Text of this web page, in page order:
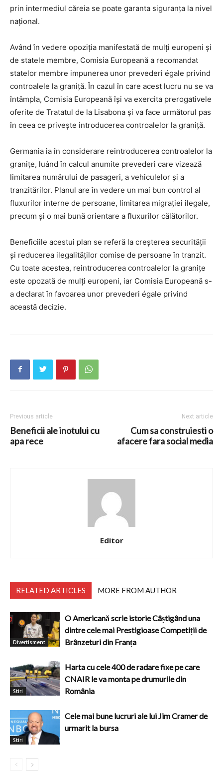
prin intermediul căreia se poate garanta siguranța la nivel
național.
Având în vedere opoziția manifestată de mulți europeni și
de statele membre, Comisia Europeană a recomandat
statelor membre impunerea unor prevederi égale privind
controalele la graniță. În cazul în care acest lucru nu se va
întâmpla, Comisia Europeană își va exercita prerogativele
oferite de Tratatul de la Lisabona și va face următorul pas
în ceea ce privește introducerea controalelor la graniță.
Germania ia în considerare reintroducerea controalelor la
granițe, luând în calcul anumite prevederi care vizează
limitarea numărului de pasageri, a vehiculelor și a
tranzitărilor. Planul are în vedere un mai bun control al
fluxurilor interne de persoane, limitarea migrației ilegale,
precum și o mai bună orientare a fluxurilor călătorilor.
Beneficiile acestui plan se referă la creșterea securității
și reducerea ilegalităților comise de persoane în tranzit.
Cu toate acestea, reintroducerea controalelor la granițe
este opozată de mulți europeni, iar Comisia Europeană s-
a declarat în favoarea unor prevederi égale privind
această decizie.
Previous article
Beneficii ale inotului cu
apa rece
Next article
Cum sa construiesti o
afacere fara social media
Editor
RELATED ARTICLES MORE FROM AUTHOR
Divertisment
O Americană scrie istorie Câștigând una
dintre cele mai Prestigioase Competiții de
Brânzeturi din Franța
Stiri
Harta cu cele 400 de radare fixe pe care
CNAIR le va monta pe drumurile din
România
Stiri
Cele mai bune lucruri ale lui Jim Cramer de
urmarit la bursa